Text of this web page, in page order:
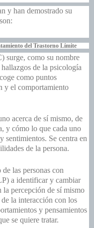
y han demostrado su
del Trastorno Límite
surge, como su nombre
de la psicología
como puntos
y el comportamiento
acerca de sí mismo, de
y cómo lo que cada uno
sentimientos. Se centra en
de la persona.
las personas con
a identificar y cambiar
la percepción de sí mismo
la interacción con los
y pensamientos
se quiere tratar.